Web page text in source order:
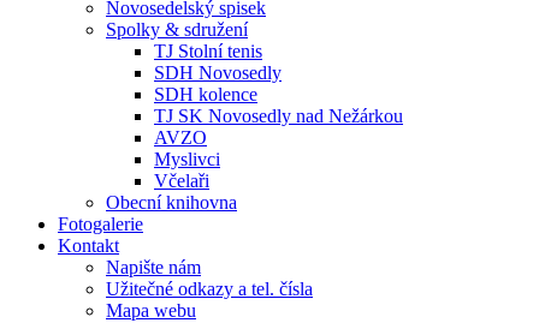
Novosedelský spisek
Spolky & sdružení
TJ Stolní tenis
SDH Novosedly
SDH kolence
TJ SK Novosedly nad Nežárkou
AVZO
Myslivci
Včelaři
Obecní knihovna
Fotogalerie
Kontakt
Napište nám
Užitečné odkazy a tel. čísla
Mapa webu